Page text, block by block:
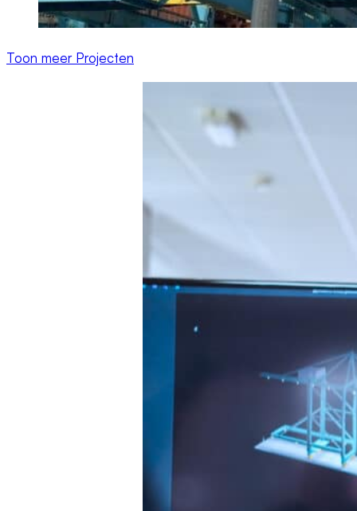
Toon meer Projecten